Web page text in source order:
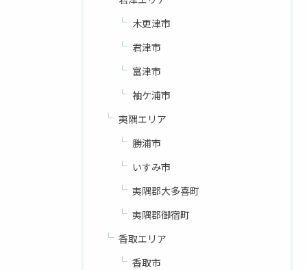
木更津市
君津市
富津市
袖ケ浦市
夷隅エリア
勝浦市
いすみ市
夷隅郡大多喜町
夷隅郡御宿町
香取エリア
香取市